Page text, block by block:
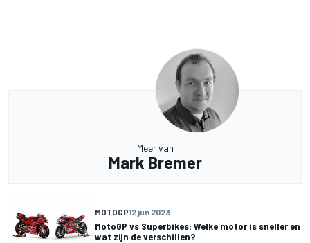
Meer van
Mark Bremer
MOTOGP12 jun 2023
MotoGP vs Superbikes: Welke motor is sneller en
wat zijn de verschillen?